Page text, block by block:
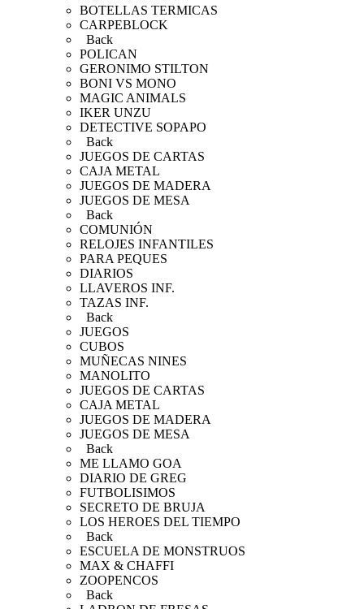
BOTELLAS TERMICAS
CARPEBLOCK
Back
POLICAN
GERONIMO STILTON
BONI VS MONO
MAGIC ANIMALS
IKER UNZU
DETECTIVE SOPAPO
Back
JUEGOS DE CARTAS
CAJA METAL
JUEGOS DE MADERA
JUEGOS DE MESA
Back
COMUNIÓN
RELOJES INFANTILES
PARA PEQUES
DIARIOS
LLAVEROS INF.
TAZAS INF.
Back
JUEGOS
CUBOS
MUÑECAS NINES
MANOLITO
JUEGOS DE CARTAS
CAJA METAL
JUEGOS DE MADERA
JUEGOS DE MESA
Back
ME LLAMO GOA
DIARIO DE GREG
FUTBOLISIMOS
SECRETO DE BRUJA
LOS HEROES DEL TIEMPO
Back
ESCUELA DE MONSTRUOS
MAX & CHAFFI
ZOOPENCOS
Back